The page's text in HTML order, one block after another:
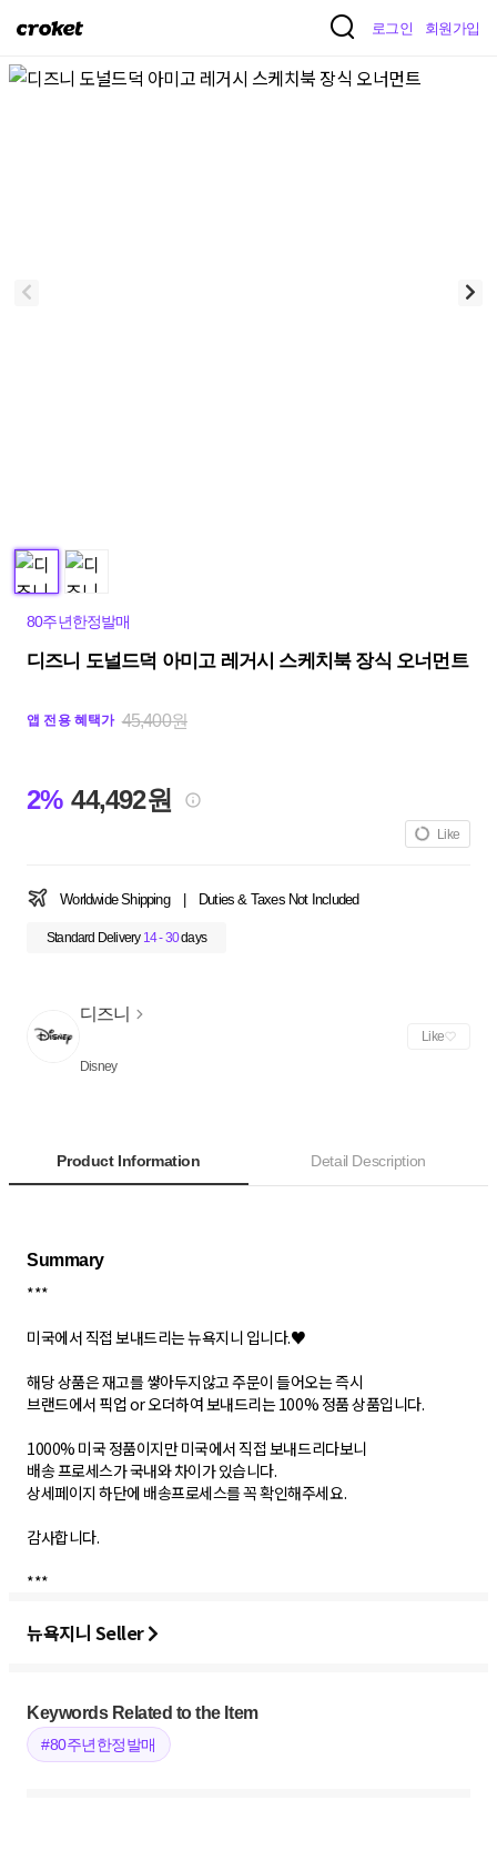
크
켓
로그인 회원가입
80주년한정발매
디즈니 도널드덕 아미고 레거시 스케치북 장식 오너먼트
앱 전용 혜택가 45,400원
2% 44,492원
Like
Worldwide Shipping Duties & Taxes Not Included
Standard Delivery 14 - 30days
디즈니
Disney
Like
Product Information Detail Description
Summary
***
미국에서 직접 보내드리는 뉴욕지니 입니다.♥
해당 상품은 재고를 쌓아두지않고 주문이 들어오는 즉시
브랜드에서 픽업 or 오더하여 보내드리는 100% 정품 상품입니다.
1000% 미국 정품이지만 미국에서 직접 보내드리다보니
배송 프로세스가 국내와 차이가 있습니다.
상세페이지 하단에 배송프로세스를 꼭 확인해주세요.
감사합니다.
***
뉴욕지니 Seller
Keywords Related to the Item
#80주년한정발매